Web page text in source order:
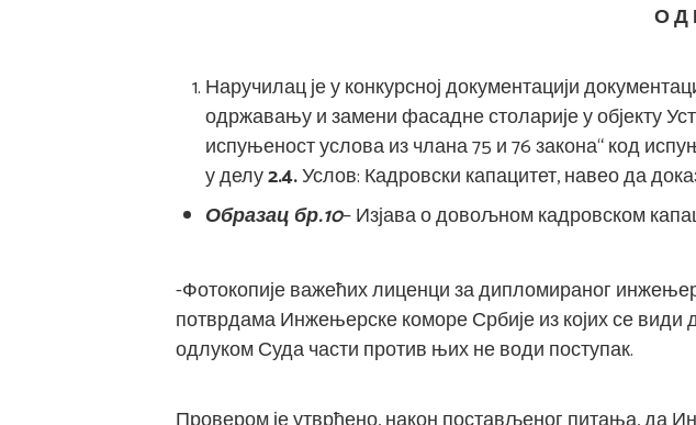
О Д
Наручилац је у конкурсној документацији
одржавању и замени фасадне столарије у објекту
испуњеност услова из члана 75 и 76 закона“ код
у делу2.4.Услов: Кадровски капацитет, навео да
Образацбр.10– Изјава о довољном кадровском
-Фотокопије важећих лиценци за дипломираног
потврдама Инжењерске коморе Србије из којих се
одлуком Суда части против њих не води поступак.